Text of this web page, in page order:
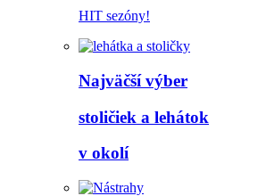
HIT sezóny!
Najväčší výber
stoličiek a lehátok
v okolí